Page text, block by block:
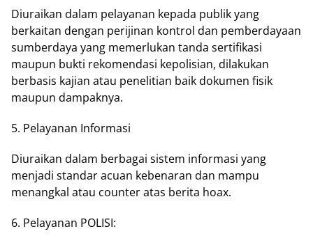
Diuraikan dalam pelayanan kepada publik yang
berkaitan dengan perijinan kontrol dan pemberdayaan
sumberdaya yang memerlukan tanda sertifikasi
maupun bukti rekomendasi kepolisian, dilakukan
berbasis kajian atau penelitian baik dokumen fisik
maupun dampaknya.
5. Pelayanan Informasi
Diuraikan dalam berbagai sistem informasi yang
menjadi standar acuan kebenaran dan mampu
menangkal atau counter atas berita hoax.
6. Pelayanan POLISI: